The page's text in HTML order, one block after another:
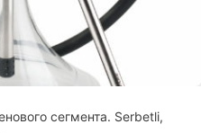
сегмента. Serbetli,